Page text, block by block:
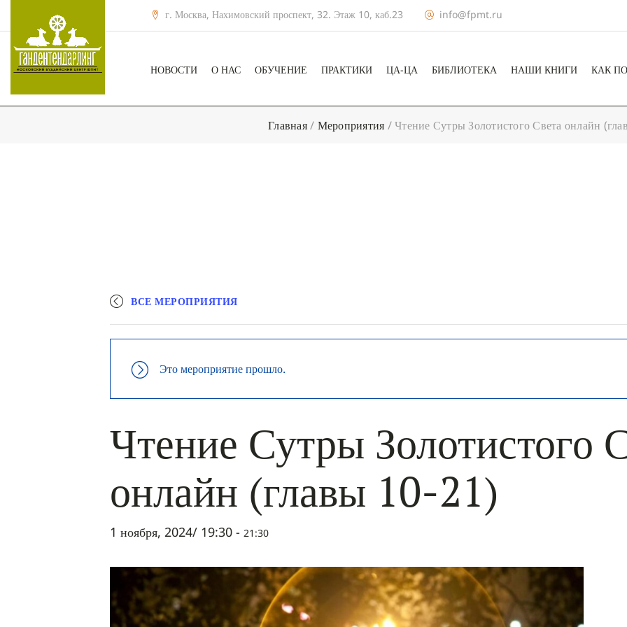
г. Москва, Нахимовский проспект, 32. Этаж 10, каб.23 info@fpmt.ru
НОВОСТИ О НАС ОБУЧЕНИЕ ПРАКТИКИ ЦА-ЦА БИБЛИОТЕКА НАШИ КНИГИ КАК
Главная/ Мероприятия /Чтение Сутры Золотистого Света онлайн
ВСЕ МЕРОПРИЯТИЯ
Это мероприятие прошло.
Чтение Сутры Золотистого
онлайн (главы 10-21)
1 ноября, 2024/ 19:30 - 21:30